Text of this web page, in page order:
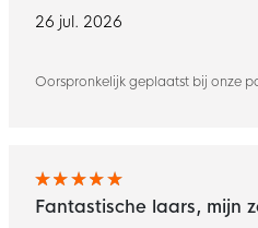
26 jul. 2026
Oorspronkelijk geplaatst bij onze
Fantastische laars, mijn